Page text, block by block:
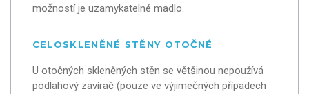
možností je uzamykatelné madlo.
CELOSKLENĚNÉ STĚNY OTOČNÉ
U otočných skleněných stěn se většinou nepoužívá
podlahový zavírač (pouze ve výjimečných případech